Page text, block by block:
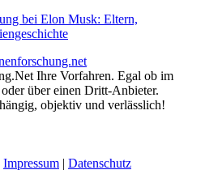
bei Elon Musk: Eltern,
Ihre Vorfahren. Egal ob im
über einen Dritt-Anbieter.
objektiv und verlässlich!
Impressum | Datenschutz